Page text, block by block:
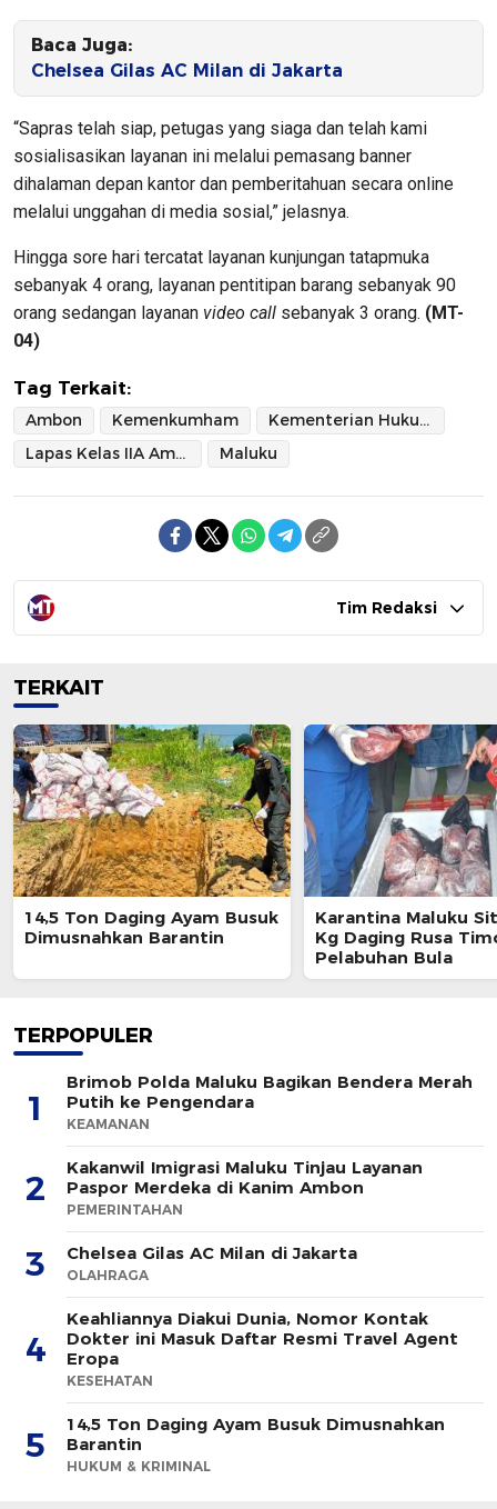
Baca Juga:
Chelsea Gilas AC Milan di Jakarta
“Sapras telah siap, petugas yang siaga dan telah kami
sosialisasikan layanan ini melalui pemasang banner
dihalaman depan kantor dan pemberitahuan secara online
melalui unggahan di media sosial,” jelasnya.
Hingga sore hari tercatat layanan kunjungan tatapmuka
sebanyak 4 orang, layanan pentitipan barang sebanyak 90
orang sedangan layanan video call sebanyak 3 orang. (MT-
04)
Tag Terkait:
Ambon Kemenkumham
Kementerian Hukum dan Hak Asasi Manusia
Lapas Kelas IIA Ambon
Maluku
Tim Redaksi
TERKAIT
14,5 Ton Daging Ayam Busuk
Dimusnahkan Barantin
Karantina Maluku
Kg Daging Rusa
Pelabuhan Bula
TERPOPULER
1
Brimob Polda Maluku Bagikan Bendera Merah
Putih ke Pengendara
KEAMANAN
2
Kakanwil Imigrasi Maluku Tinjau Layanan
Paspor Merdeka di Kanim Ambon
PEMERINTAHAN
3 Chelsea Gilas AC Milan di Jakarta
OLAHRAGA
4
Keahliannya Diakui Dunia, Nomor Kontak
Dokter ini Masuk Daftar Resmi Travel Agent
Eropa
KESEHATAN
5
14,5 Ton Daging Ayam Busuk Dimusnahkan
Barantin
HUKUM & KRIMINAL